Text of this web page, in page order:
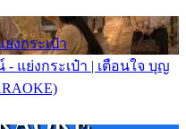
ย่งกระเป๋า
- แย่งกระเป๋า | เตือนใจ บุญ